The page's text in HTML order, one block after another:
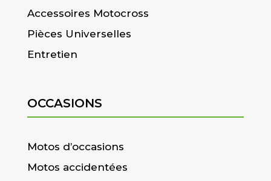
Accessoires Motocross
Pièces Universelles
Entretien
OCCASIONS
Motos d’occasions
Motos accidentées